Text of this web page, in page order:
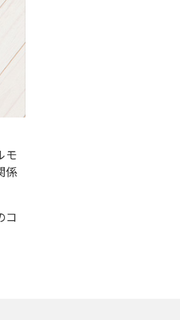
モ
係
コ